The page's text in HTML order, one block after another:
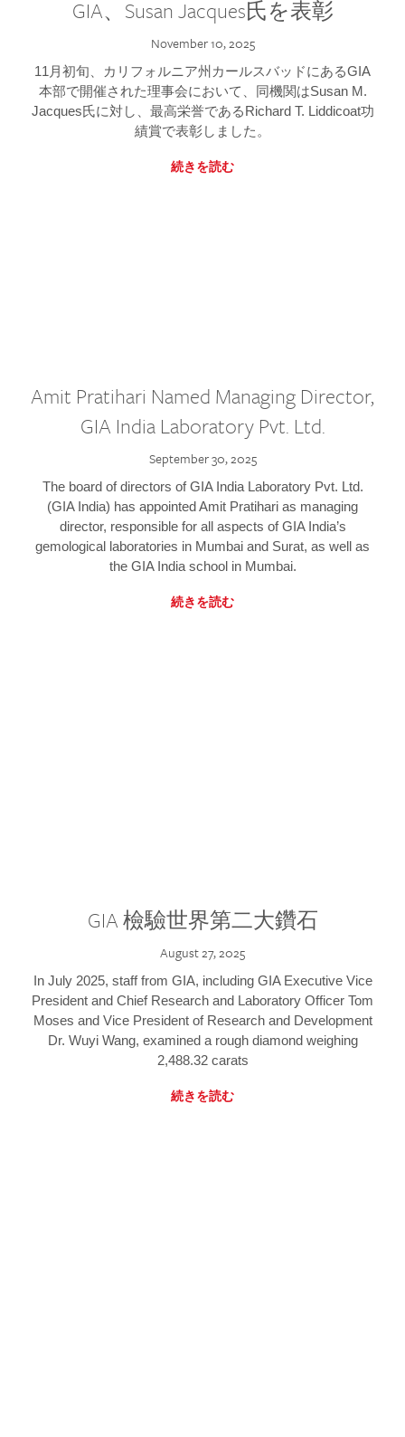
GIA、Susan Jacques氏を表彰
November 10, 2025
11月初旬、カリフォルニア州カールスバッドにあるGIA
本部で開催された理事会において、同機関はSusan M.
Jacques氏に対し、最高栄誉であるRichard T. Liddicoat功
績賞で表彰しました。
続きを読む
Amit Pratihari Named Managing Director,
GIA India Laboratory Pvt. Ltd.
September 30, 2025
The board of directors of GIA India Laboratory Pvt. Ltd.
(GIA India) has appointed Amit Pratihari as managing
director, responsible for all aspects of GIA India’s
gemological laboratories in Mumbai and Surat, as well as
the GIA India school in Mumbai.
続きを読む
GIA 檢驗世界第二大鑽石
August 27, 2025
In July 2025, staff from GIA, including GIA Executive Vice
President and Chief Research and Laboratory Officer Tom
Moses and Vice President of Research and Development
Dr. Wuyi Wang, examined a rough diamond weighing
2,488.32 carats
続きを読む